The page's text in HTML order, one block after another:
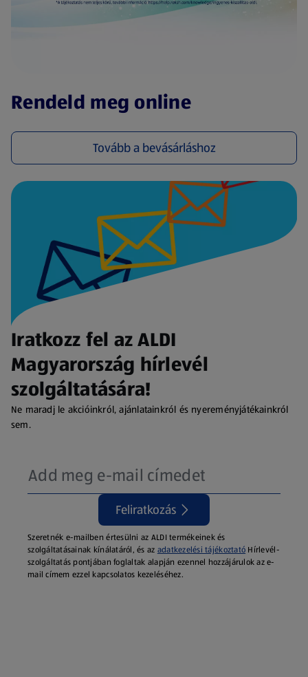
Rendeld meg online
Tovább a bevásárláshoz
(új oldalon nyílik meg)
Iratkozz fel az ALDI
Magyarország hírlevél
szolgáltatására!
Ne maradj le akcióinkról, ajánlatainkról és nyereményjátékainkról
sem.
Feliratkozás
Szeretnék e-mailben értesülni az ALDI termékeinek és
szolgáltatásainak kínálatáról, és az adatkezelési tájékoztató Hírlevél-
szolgáltatás pontjában foglaltak alapján ezennel hozzájárulok az e-
mail címem ezzel kapcsolatos kezeléséhez.